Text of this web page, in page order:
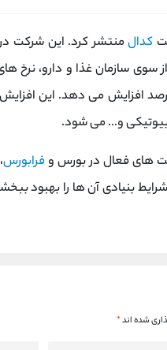
کدالمنتشر کرد. این شرکت در
سوی سازمان غذا و دارو، نرخ
نسبت به نرخ های فروش سال قبل، 34 درصد افزایش
و... می شود.
های فعال در بورس وفرابورس
بنیادی آن ها را بهبود
شده اند*